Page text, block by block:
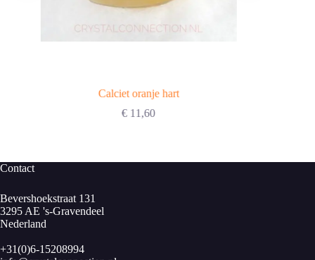
Calciet oranje hart
€ 11,60
Contact
Bevershoekstraat 131
3295 AE 's-Gravendeel
Nederland
+31(0)6-15208994